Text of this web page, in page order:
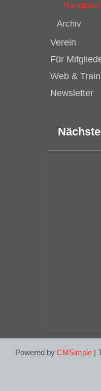
Rangliste
Archiv
Verein
Für
Web &
Newsletter
Powered by CMSimple |